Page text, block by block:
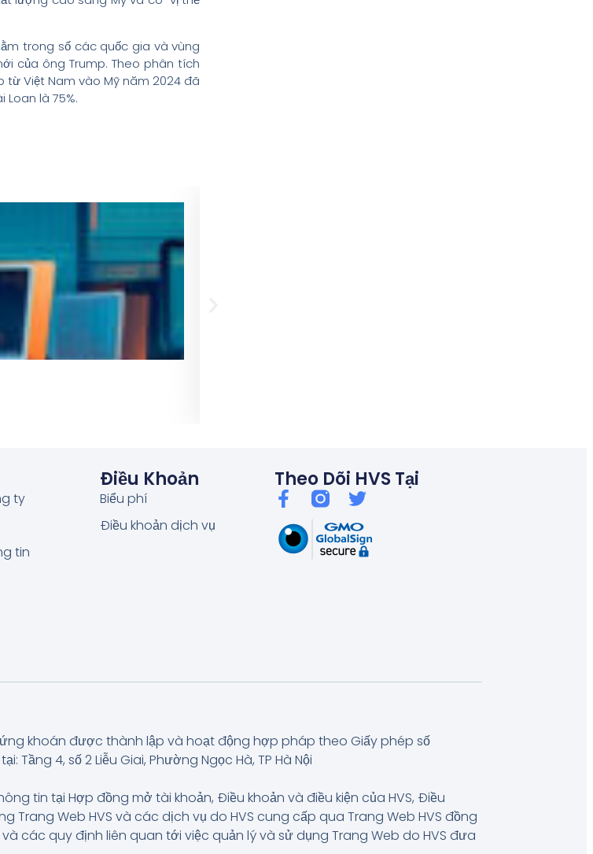
trong số các quốc gia và vùng
của ông Trump. Theo phân tích
từ Việt Nam vào Mỹ năm 2024 đã
là 75%.
ty
tin
Điều Khoản
Biểu phí
Điều khoản dịch vụ
Theo Dõi HVS Tại
khoán được thành lập và hoạt động hợp pháp theo Giấy phép số
Tầng 4, số 2 Liễu Giai, Phường Ngọc Hà, TP Hà Nội
tin tại Hợp đồng mở tài khoản, Điều khoản và điều kiện của HVS, Điều
Trang Web HVS và các dịch vụ do HVS cung cấp qua Trang Web HVS đồng
các quy định liên quan tới việc quản lý và sử dụng Trang Web do HVS đưa